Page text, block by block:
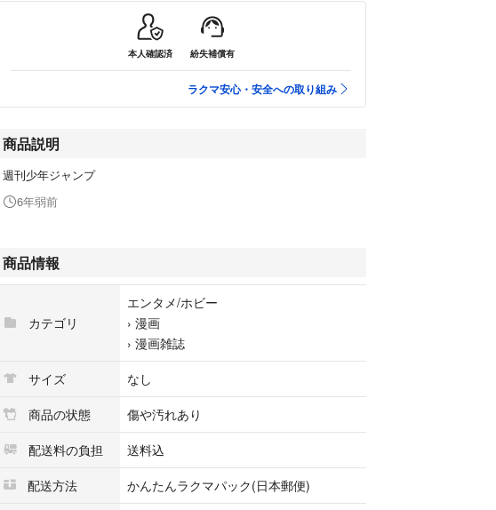
本人確認済 紛失補償有
ラクマ安心・安全への取り組み
商品説明
週刊少年ジャンプ
6年弱前
商品情報
カテゴリ
エンタメ/ホビー
› 漫画
› 漫画雑誌
サイズ
なし
商品の状態
傷や汚れあり
配送料の負担
送料込
配送方法
かんたんラクマパック(日本郵便)